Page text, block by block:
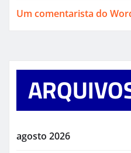
Um comentarista do
agosto 2026